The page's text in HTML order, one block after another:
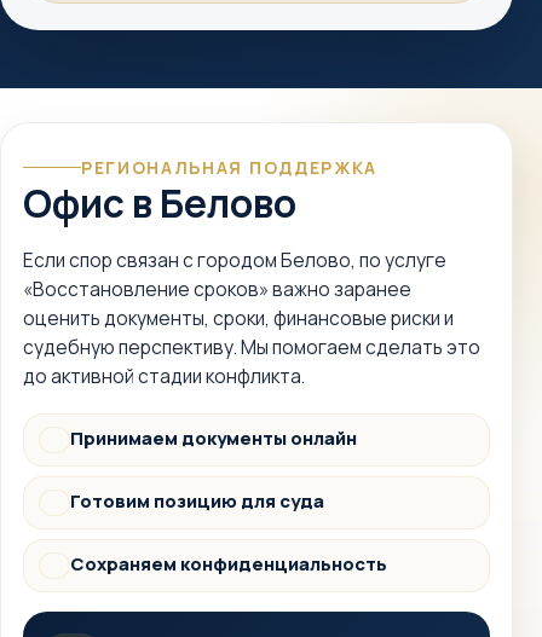
РЕГИОНАЛЬНАЯ ПОДДЕРЖКА
Офис в Белово
Если спор связан с городом Белово, по услуге
«Восстановление сроков» важно заранее
оценить документы, сроки, финансовые риски и
судебную перспективу. Мы помогаем сделать это
до активной стадии конфликта.
Документы
Принимаем документы онлайн
СудГотовим позицию для суда
Защита
Сохраняем конфиденциальность